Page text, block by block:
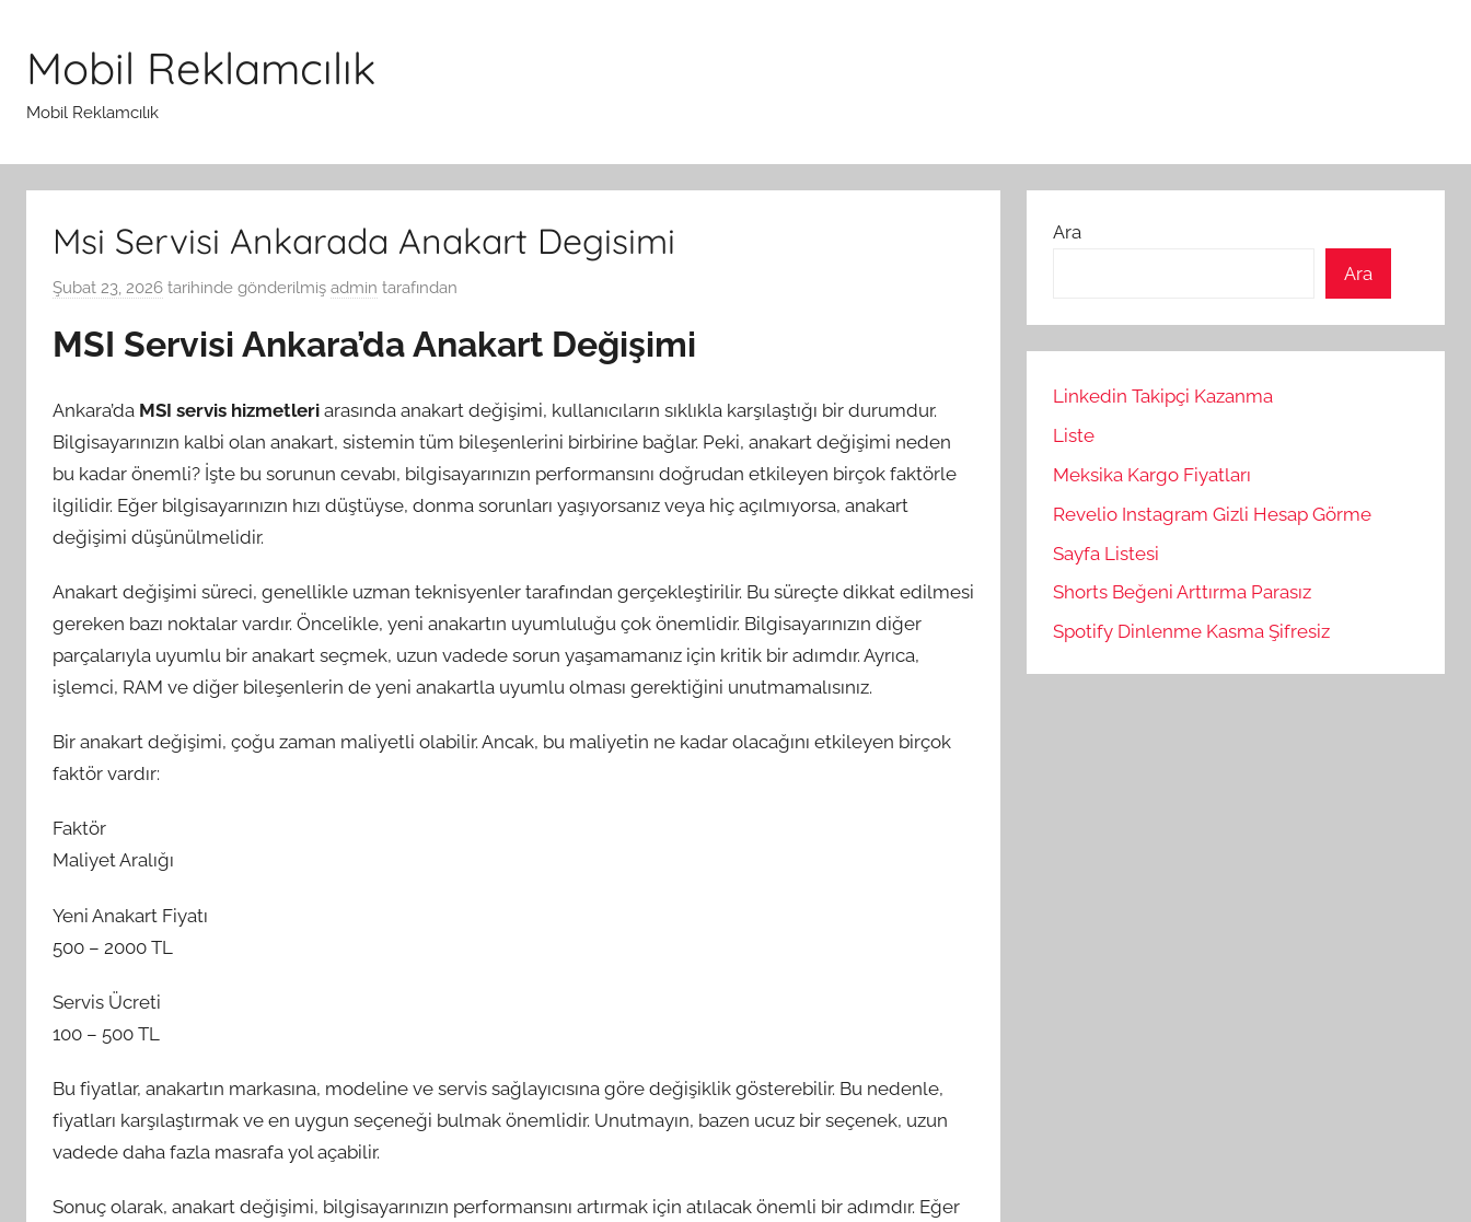
Mobil Reklamcılık
Mobil Reklamcılık
Msi Servisi Ankarada Anakart Degisimi
Şubat 23, 2026 tarihinde gönderilmiş admin tarafından
MSI Servisi Ankara’da Anakart Değişimi
Ankara’da MSI servis hizmetleri arasında anakart değişimi, kullanıcıların sıklıkla karşılaştığı bir durumdur.
Bilgisayarınızın kalbi olan anakart, sistemin tüm bileşenlerini birbirine bağlar. Peki, anakart değişimi neden
bu kadar önemli? İşte bu sorunun cevabı, bilgisayarınızın performansını doğrudan etkileyen birçok faktörle
ilgilidir. Eğer bilgisayarınızın hızı düştüyse, donma sorunları yaşıyorsanız veya hiç açılmıyorsa, anakart
değişimi düşünülmelidir.
Anakart değişimi süreci, genellikle uzman teknisyenler tarafından gerçekleştirilir. Bu süreçte dikkat edilmesi
gereken bazı noktalar vardır. Öncelikle, yeni anakartın uyumluluğu çok önemlidir. Bilgisayarınızın diğer
parçalarıyla uyumlu bir anakart seçmek, uzun vadede sorun yaşamamanız için kritik bir adımdır. Ayrıca,
işlemci, RAM ve diğer bileşenlerin de yeni anakartla uyumlu olması gerektiğini unutmamalısınız.
Bir anakart değişimi, çoğu zaman maliyetli olabilir. Ancak, bu maliyetin ne kadar olacağını etkileyen birçok
faktör vardır:
Faktör
Maliyet Aralığı
Yeni Anakart Fiyatı
500 – 2000 TL
Servis Ücreti
100 – 500 TL
Bu fiyatlar, anakartın markasına, modeline ve servis sağlayıcısına göre değişiklik gösterebilir. Bu nedenle,
fiyatları karşılaştırmak ve en uygun seçeneği bulmak önemlidir. Unutmayın, bazen ucuz bir seçenek, uzun
vadede daha fazla masrafa yol açabilir.
Sonuç olarak, anakart değişimi, bilgisayarınızın performansını artırmak için atılacak önemli bir adımdır. Eğer
Ara
Ara
Linkedin Takipçi Kazanma
Liste
Meksika Kargo Fiyatları
Revelio Instagram Gizli Hesap Görme
Sayfa Listesi
Shorts Beğeni Arttırma Parasız
Spotify Dinlenme Kasma Şifresiz